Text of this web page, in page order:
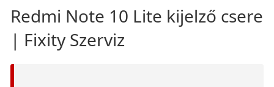
Redmi Note 10 Lite kijelző csere
| Fixity Szerviz